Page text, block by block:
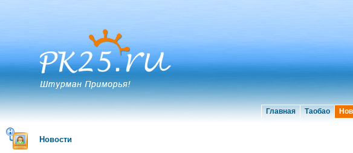
Главная Таобао
Новости